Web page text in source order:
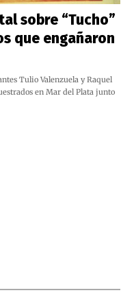
sobre “Tucho”
que engañaron
Tulio Valenzuela y Raquel
en Mar del Plata junto